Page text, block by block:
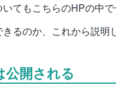
てもこちらのHPの中で
るのか、これから説明
公開される